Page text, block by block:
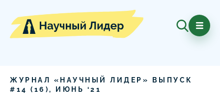
ЖУРНАЛ «НАУЧНЫЙ ЛИДЕР» ВЫПУСК
# 14 ( 16 ), ИЮНЬ ‘21